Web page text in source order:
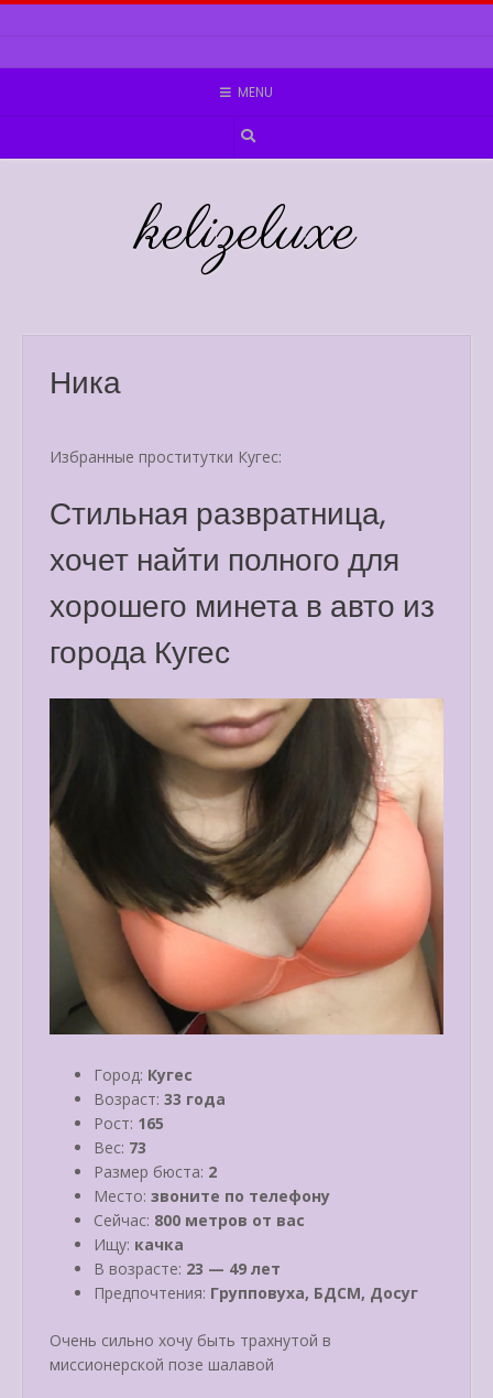
Skip
MENU
kelizeluxe
Ника
Избранные проститутки Кугес:
Стильная развратница,
хочет найти полного для
хорошего минета в авто из
города Кугес
Город: Кугес
Возраст: 33 года
Рост: 165
Вес: 73
Размер бюста: 2
Место: звоните по телефону
Сейчас: 800 метров от вас
Ищу: качка
В возрасте: 23 — 49 лет
Предпочтения: Групповуха, БДСМ, Досуг
Очень сильно хочу быть трахнутой в
миссионерской позе шалавой